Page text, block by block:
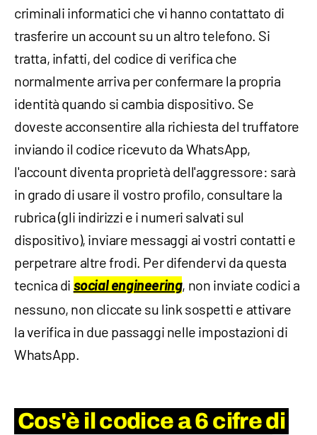
criminali informatici che vi hanno contattato di
trasferire un account su un altro telefono. Si
tratta, infatti, del codice di verifica che
normalmente arriva per confermare la propria
identità quando si cambia dispositivo. Se
doveste acconsentire alla richiesta del truffatore
inviando il codice ricevuto da WhatsApp,
l'account diventa proprietà dell'aggressore: sarà
in grado di usare il vostro profilo, consultare la
rubrica (gli indirizzi e i numeri salvati sul
dispositivo), inviare messaggi ai vostri contatti e
perpetrare altre frodi. Per difendervi da questa
tecnica di social engineering, non inviate codici a
nessuno, non cliccate su link sospetti e attivare
la verifica in due passaggi nelle impostazioni di
WhatsApp.
Cos'è il codice a 6 cifre di